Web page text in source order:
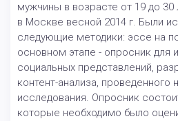
мужчины в возрасте от 19 до
в Москве весной 2014 г. Были
следующие методики: эссе на
основном этапе - опросник для
социальных представлений,
контент-анализа, проведенного
исследования. Опросник
которые необходимо было